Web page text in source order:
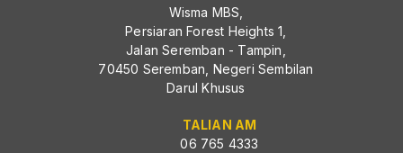
Wisma MBS,
Persiaran Forest Heights 1,
Jalan Seremban - Tampin,
70450 Seremban, Negeri Sembilan
Darul Khusus
TALIAN AM
06 765 4333